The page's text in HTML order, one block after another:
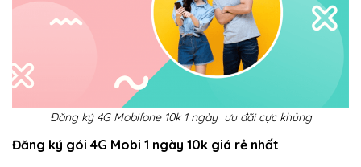
Đăng ký 4G Mobifone 10k 1 ngày ưu đãi cực khủng
Đăng ký gói 4G Mobi 1 ngày 10k giá rẻ nhất